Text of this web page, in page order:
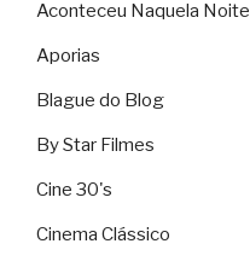
Aconteceu Naquela Noite
Aporias
Blague do Blog
By Star Filmes
Cine 30's
Cinema Clássico